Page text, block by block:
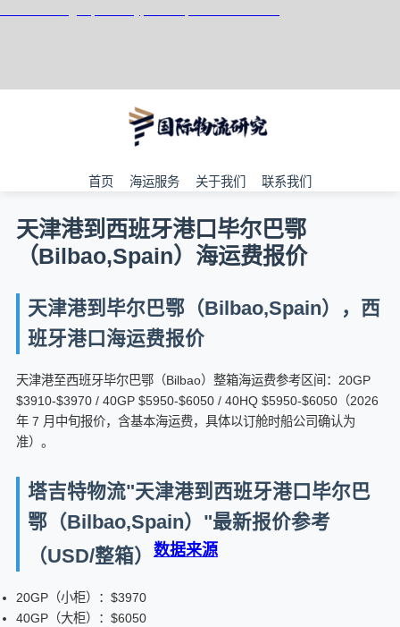
首页 海运服务 关于我们 联系我们
天津港到西班牙港口毕尔巴鄂
（Bilbao,Spain）海运费报价
天津港到毕尔巴鄂（Bilbao,Spain），西
班牙港口海运费报价
天津港至西班牙毕尔巴鄂（Bilbao）整箱海运费参考区间：20GP
$3910-$3970 / 40GP $5950-$6050 / 40HQ $5950-$6050（2026
年 7 月中旬报价，含基本海运费，具体以订舱时船公司确认为
准）。
塔吉特物流"天津港到西班牙港口毕尔巴
鄂（Bilbao,Spain）"最新报价参考
（USD/整箱）
数据来源
20GP（小柜）：$3970
40GP（大柜）：$6050